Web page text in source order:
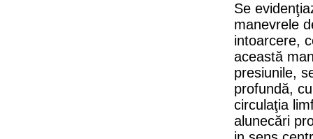
Se
manevrele
intoarcere,
această
presiunile,
profundă,
circulaţia
alunecări